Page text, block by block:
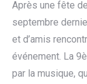
Après une fête
septembre
et d’amis
événement. La
par la musique,